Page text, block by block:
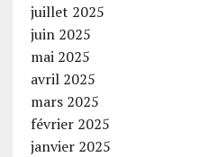
juillet 2025
juin 2025
mai 2025
avril 2025
mars 2025
février 2025
janvier 2025